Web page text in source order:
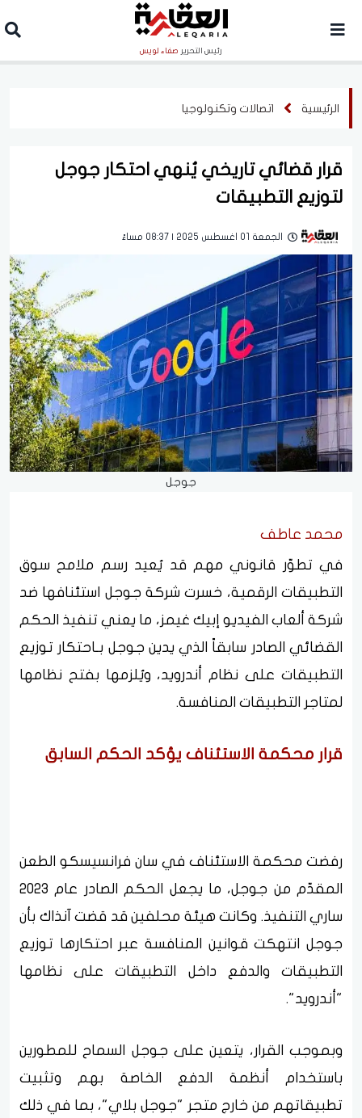
رئيس التحرير صفاء لويس
الرئيسية اتصالات وتكنولوجيا
قرار قضائي تاريخي يُنهي احتكار جوجل
لتوزيع التطبيقات
الجمعة 01 اغسطس 2025 | 08:37 مساءً
جوجل
محمد عاطف
في تطوّر قانوني مهم قد يُعيد رسم ملامح سوق
التطبيقات الرقمية، خسرت شركة جوجل استئنافها ضد
شركة ألعاب الفيديو إبيك غيمز، ما يعني تنفيذ الحكم
القضائي الصادر سابقاً الذي يدين جوجل بـاحتكار توزيع
التطبيقات على نظام أندرويد، ويُلزمها بفتح نظامها
لمتاجر التطبيقات المنافسة.
قرار محكمة الاستئناف يؤكد الحكم السابق
رفضت محكمة الاستئناف في سان فرانسيسكو الطعن
المقدّم من جوجل، ما يجعل الحكم الصادر عام 2023
ساري التنفيذ. وكانت هيئة محلفين قد قضت آنذاك بأن
جوجل انتهكت قوانين المنافسة عبر احتكارها توزيع
التطبيقات والدفع داخل التطبيقات على نظامها
"أندرويد".
وبموجب القرار، يتعين على جوجل السماح للمطورين
باستخدام أنظمة الدفع الخاصة بهم وتثبيت
تطبيقاتهم من خارج متجر "جوجل بلاي"، بما في ذلك